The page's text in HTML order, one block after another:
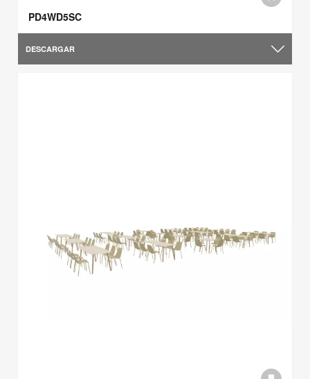
PD4WD5SC
DESCARGAR